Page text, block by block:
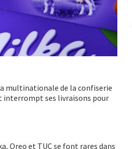
multinationale de la confiserie
interrompt ses livraisons pour
Oreo et TUC se font rares dans